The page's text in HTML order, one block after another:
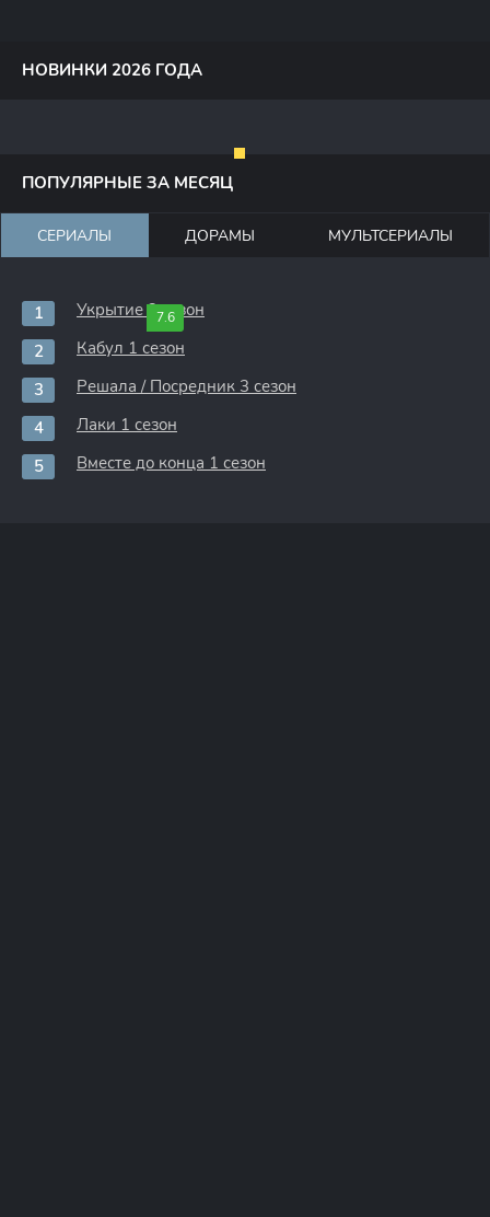
НОВИНКИ 2026 ГОДА
ПОПУЛЯРНЫЕ ЗА МЕСЯЦ
СЕРИАЛЫ ДОРАМЫ МУЛЬТСЕРИАЛЫ
7.6
Укрытие 3 сезон
Кабул 1 сезон
Решала / Посредник 3 сезон
Лаки 1 сезон
Вместе до конца 1 сезон